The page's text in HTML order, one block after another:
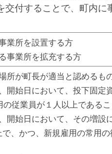
付することで、町内に
所を設置する方
業所を拡充する方
が町長が適当と認めるも
始日において、投下固定
従業員が１人以上であるこ
始日において、その増設
、かつ、新規雇用の常用の